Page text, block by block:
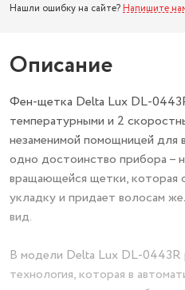
Нашли ошибку на сайте? Напишите
Описание
Фен-щетка Delta Lux DL-
температурными и 2
незаменимой помощницей для
одно достоинство прибора –
вращающейся щетки, которая
укладку и придает волосам
вид.
В модели Delta Lux DL-0443R
технология, которая в